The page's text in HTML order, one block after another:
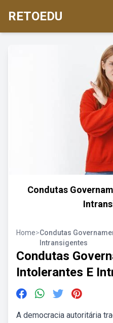
RETOEDU
Condutas
Home>Condutas
Intransigentes
Condutas
Intolerantes E
A democracia autoritária